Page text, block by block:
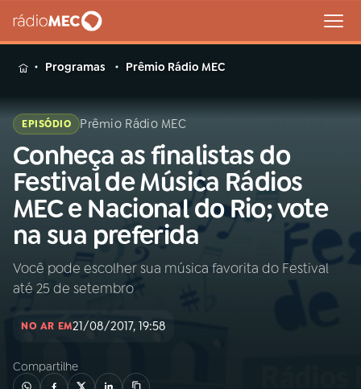
MENU
Buscar
na
Rádio
MEC
Buscar
Início AO VIVO
01INÍCIO
Programas Prêmio Rádio MEC
EPISÓDIO Prêmio Rádio MEC
Conheça as finalistas do
Festival de Música Rádios
MEC e Nacional do Rio; vote
na sua preferida
Você pode escolher sua música favorita do Festival
até 25 de setembro
NO AR EM21/08/2017, 19:58
Compartilhe